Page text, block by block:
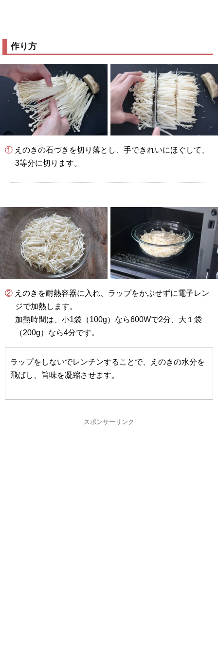
作り方
① えのきの石づきを切り落とし、手できれいにほぐして、
3等分に切ります。
② えのきを耐熱容器に入れ、ラップをかぶせずに電子レン
ジで加熱します。
加熱時間は、小1袋（100g）なら600Wで2分、大１袋
（200g）なら4分です。
ラップをしないでレンチンすることで、えのきの水分を
飛ばし、旨味を凝縮させます。
スポンサーリンク